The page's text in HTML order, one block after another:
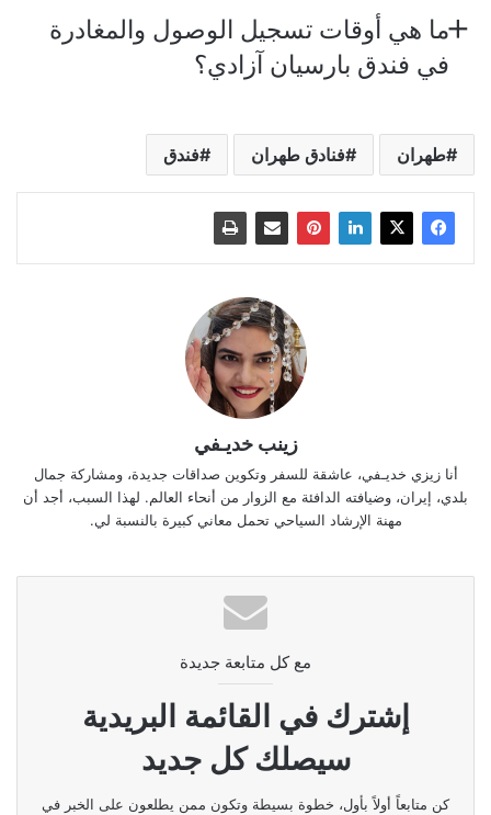
ما هي أوقات تسجيل الوصول والمغادرة
في فندق بارسيان آزادي؟
طهران فنادق طهران فندق
زينب خديـفي
أنا زيزي خديـفي، عاشقة للسفر وتكوين صداقات جديدة، ومشاركة جمال
بلدي، إيران، وضيافته الدافئة مع الزوار من أنحاء العالم. لهذا السبب، أجد أن
مهنة الإرشاد السياحي تحمل معاني كبيرة بالنسبة لي.
مع كل متابعة جديدة
إشترك في القائمة البريدية
سيصلك كل جديد
كن متابعاً أولاً بأول، خطوة بسيطة وتكون ممن يطلعون على الخبر في